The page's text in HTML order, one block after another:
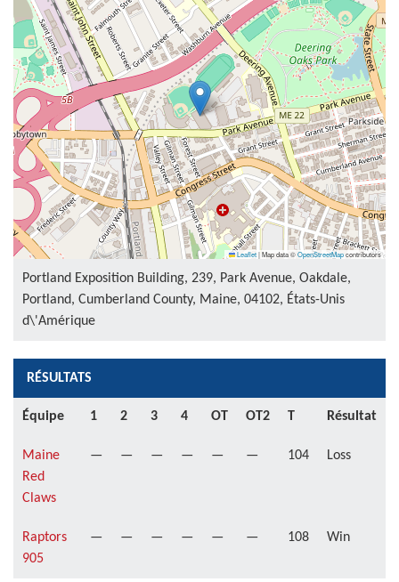
Leaflet|Map data ©OpenStreetMapcontributors
Portland Exposition Building, 239, Park Avenue, Oakdale,
Portland, Cumberland County, Maine, 04102, États-Unis
d\'Amérique
RÉSULTATS
Équipe 1 2 3 4 OT OT2 T Résultat
Maine
Red
Claws
— — — — — — 104 Loss
Raptors
905
— — — — — — 108 Win